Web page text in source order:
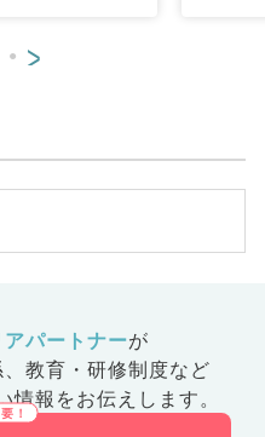
>
パートナーが
教育・研修制度など
報をお伝えします。